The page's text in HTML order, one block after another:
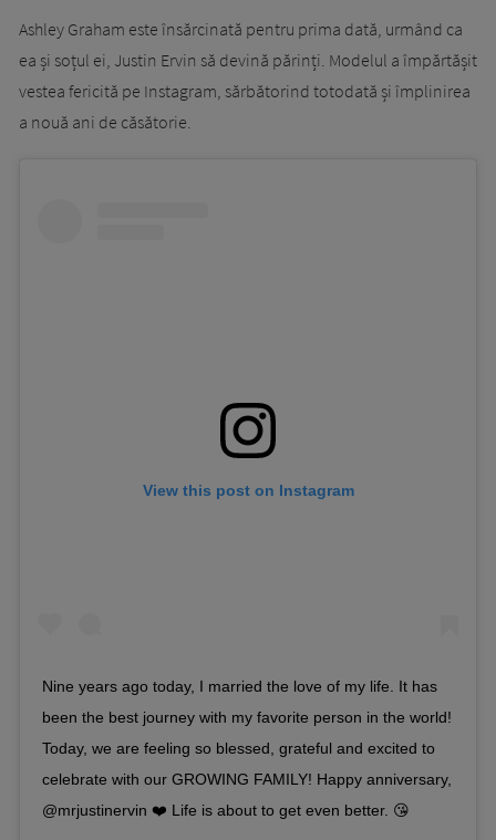
Ashley Graham este însărcinată pentru prima dată, urmând ca
ea și soțul ei, Justin Ervin să devină părinți. Modelul a împărtășit
vestea fericită pe Instagram, sărbătorind totodată și împlinirea
a nouă ani de căsătorie.
View this post on Instagram
Nine years ago today, I married the love of my life. It has
been the best journey with my favorite person in the world!
Today, we are feeling so blessed, grateful and excited to
celebrate with our GROWING FAMILY! Happy anniversary,
@mrjustinervin ❤️ Life is about to get even better. 😘